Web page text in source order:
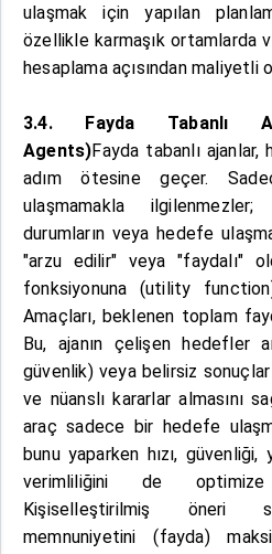
ulaşmak için yapılan
özellikle karmaşık ortamlarda
hesaplama açısından maliyetli
3.4. Fayda Tabanlı
Agents)Fayda tabanlı ajanlar,
adım ötesine geçer.
ulaşmamakla
durumların veya hedefe
"arzu edilir" veya "faydalı"
fonksiyonuna (utility
Amaçları, beklenen toplam
Bu, ajanın çelişen hedefler
güvenlik) veya belirsiz sonuçlar
ve nüanslı kararlar almasını
araç sadece bir hedefe
bunu yaparken hızı,
verimliliğini de
Kişiselleştirilmiş öneri
memnuniyetini (fayda)